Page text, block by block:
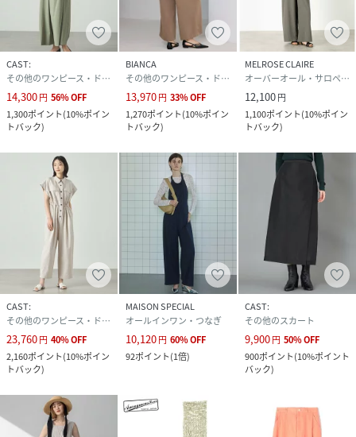
性別タイプ レディース
原産国 中国製
素材
本体 植物繊維（ヘンプ）55% ポリエステル42%
ポリウレタン3% 裏打ち布 ポリエステル65% 綿
35%
サイズ S、M
品番
PF1990_07
N5J05531---07-S PF1990
CAST:
その他のワンピース・ドレス
14,300円 56%OFF
1,300ポイント(10%ポイン
トバック)
BIANCA
その他のワンピース・ドレス
13,970円 33%OFF
1,270ポイント(10%ポイン
トバック)
MELROSE CLAIRE
オーバーオール・サロペット
12,100円
1,100ポイント(10%ポイン
トバック)
CAST:
その他のワンピース・ドレス
23,760円 40%OFF
2,160ポイント(10%ポイン
トバック)
MAISON SPECIAL
オールインワン・つなぎ
10,120円 60%OFF
92ポイント(1倍)
CAST:
その他のスカート
9,900円 50%OFF
900ポイント(10%ポイント
バック)